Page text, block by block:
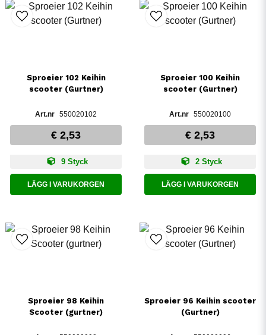
Sproeier 102 Keihin
scooter (Gurtner)
550020102
€ 2,53
9 Styck
LÄGG I VARUKORGEN
Sproeier 100 Keihin
scooter (Gurtner)
550020100
€ 2,53
2 Styck
LÄGG I VARUKORGEN
Sproeier 98 Keihin
Scooter (gurtner)
Sproeier 96 Keihin scooter
(Gurtner)